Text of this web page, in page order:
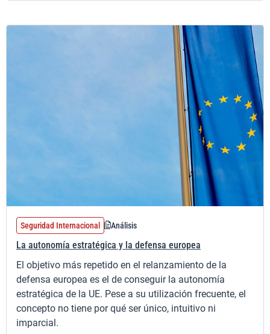
Seguridad Internacional Análisis
La autonomía estratégica y la defensa europea
El objetivo más repetido en el relanzamiento de la
defensa europea es el de conseguir la autonomía
estratégica de la UE. Pese a su utilización frecuente, el
concepto no tiene por qué ser único, intuitivo ni
imparcial.